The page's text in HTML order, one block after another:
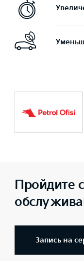
Пройдите
Запись на